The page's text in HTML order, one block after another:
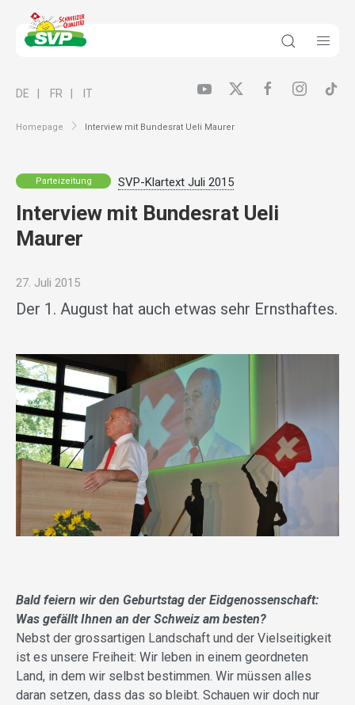
Homepage Interview mit Bundesrat Ueli Maurer
DE FR IT
Parteizeitung SVP-Klartext Juli 2015
Interview mit Bundesrat Ueli
Maurer
27. Juli 2015
Der 1. August hat auch etwas sehr Ernsthaftes.
Bald feiern wir den Geburtstag der Eidgenossenschaft:
Was gefällt Ihnen an der Schweiz am besten?
Nebst der grossartigen Landschaft und der Vielseitigkeit
ist es unsere Freiheit: Wir leben in einem geordneten
Land, in dem wir selbst bestimmen. Wir müssen alles
daran setzen, dass das so bleibt. Schauen wir doch nur